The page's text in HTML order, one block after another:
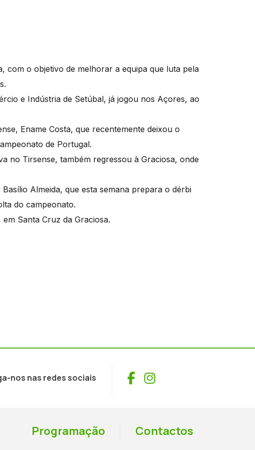
com o objetivo de melhorar a equipa que luta pela
e Indústria de Setúbal, já jogou nos Açores, ao
Ename Costa, que recentemente deixou o
de Portugal.
no Tirsense, também regressou à Graciosa, onde
Almeida, que esta semana prepara o dérbi
do campeonato.
Santa Cruz da Graciosa.
nos nas redes sociais Facebook
Instagram
Programação Contactos